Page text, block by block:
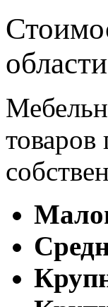
области